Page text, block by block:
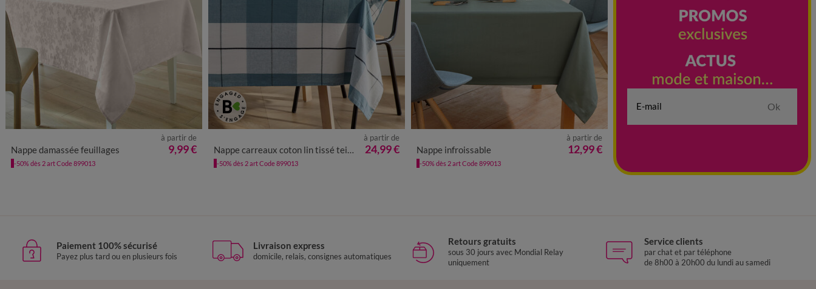
Nappe damassée feuillages
à partir de
9,99 €
-50% dès 2 art Code 899013
Nappe carreaux coton lin tissé teint
à partir de
24,99 €
-50% dès 2 art Code 899013
Nappe infroissable
à partir de
12,99 €
-50% dès 2 art Code 899013
Ok
Paiement 100% sécurisé
Payez plus tard ou en plusieurs fois
Livraison express
domicile, relais, consignes automatiques
Retours gratuits
sous 30 jours avec Mondial Relay
uniquement
Service clients
par chat et par téléphone
de 8h00 à 20h00 du lundi au samedi